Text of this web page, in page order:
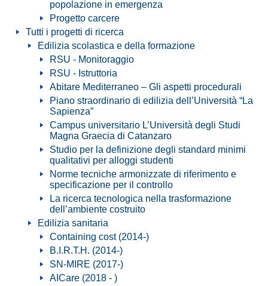
popolazione in emergenza
Progetto carcere
Tutti i progetti di ricerca
Edilizia scolastica e della formazione
RSU - Monitoraggio
RSU - Istruttoria
Abitare Mediterraneo – Gli aspetti procedurali
Piano straordinario di edilizia dell’Università “La
Sapienza”
Campus universitario L’Università degli Studi
Magna Graecia di Catanzaro
Studio per la definizione degli standard minimi
qualitativi per alloggi studenti
Norme tecniche armonizzate di riferimento e
specificazione per il controllo
La ricerca tecnologica nella trasformazione
dell’ambiente costruito
Edilizia sanitaria
Containing cost (2014-)
B.I.R.T.H. (2014-)
SN-MIRE (2017-)
AICare (2018 - )